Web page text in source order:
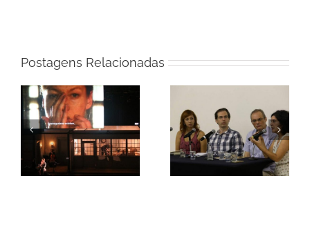
Postagens Relacionadas
Zonas
Liminares:
teatro e cinema
contemplação
e os
dispositivos,
por José A.